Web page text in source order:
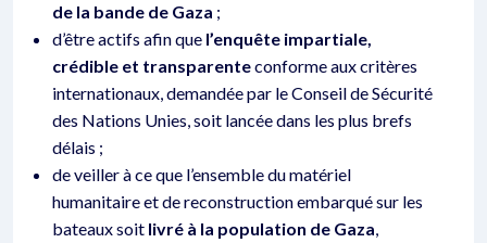
de la bande de Gaza ;
d’être actifs afin que l’enquête impartiale,
crédible et transparenteconforme aux critères
internationaux, demandée par le Conseil de Sécurité
des Nations Unies, soit lancée dans les plus brefs
délais ;
de veiller à ce que l’ensemble du matériel
humanitaire et de reconstruction embarqué sur les
bateaux soit livré à la population de Gaza,